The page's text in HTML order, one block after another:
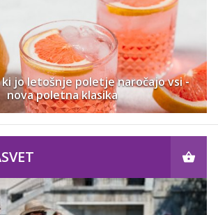
ki jo letošnje poletje naročajo vsi -
nova poletna klasika